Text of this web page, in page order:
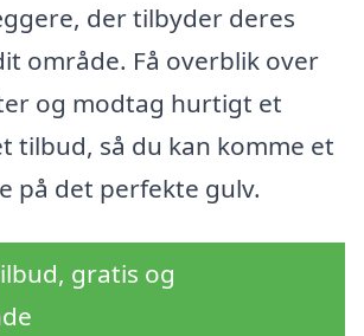
der tilbyder deres
område. Få overblik over
og modtag hurtigt et
tilbud, så du kan komme et
på det perfekte gulv.
gratis og